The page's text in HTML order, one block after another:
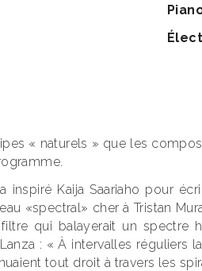
« naturels » que les
Kaija Saariaho pour
«spectral» cher à Tristan
qui balayerait un spectre
: « À intervalles réguliers
tout droit à travers les